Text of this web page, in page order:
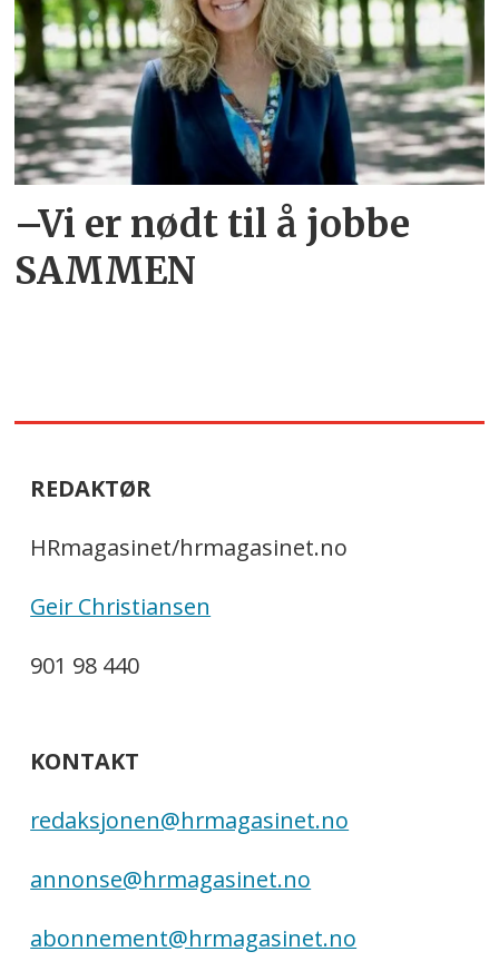
–Vi er nødt til å jobbe
SAMMEN
REDAKTØR
HRmagasinet/hrmagasinet.no
Geir Christiansen
901 98 440
KONTAKT
redaksjonen@hrmagasinet.no
annonse@hrmagasinet.no
abonnement@hrmagasinet.no